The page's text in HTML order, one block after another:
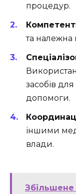
процедур.
та належна
засобів
допомоги.
іншими
влади.
Збільшене